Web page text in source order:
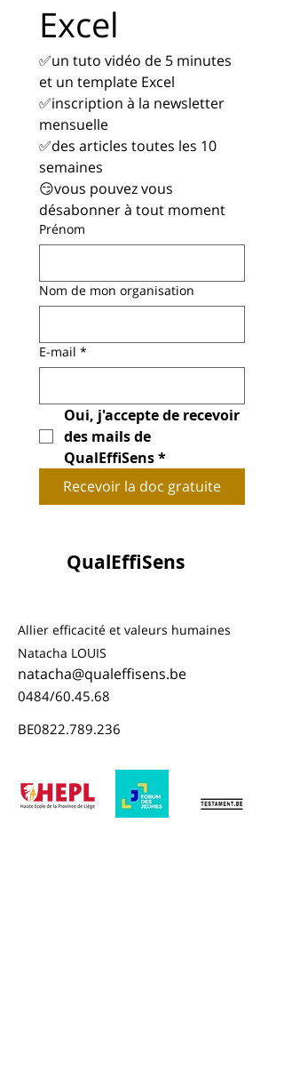
Excel
✅un tuto vidéo de 5 minutes
et un template Excel
✅inscription à la newsletter
mensuelle
✅des articles toutes les 10
semaines
😏vous pouvez vous
désabonner à tout moment
Prénom
Nom de mon organisation
E‑mail *
Oui, j'accepte de recevoir
des mails de
QualEffiSens*
Recevoir la doc gratuite
QualEffiSens
Allier efficacité et valeurs humaines
Natacha LOUIS
natacha@qualeffisens.be
0484/60.45.68
BE0822.789.236